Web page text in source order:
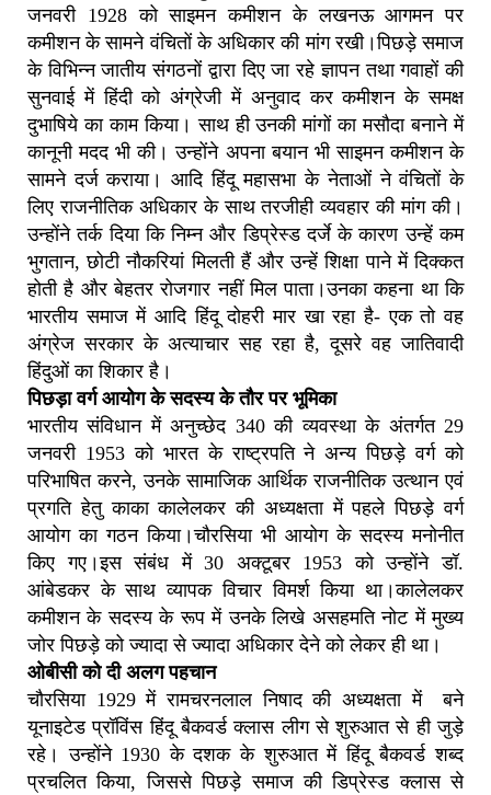
जनवरी 1928 को साइमन कमीशन के लखनऊ आगमन पर
कमीशन के सामने वंचितों के अधिकार की मांग रखी।पिछड़े समाज
के विभिन्न जातीय संगठनों द्वारा दिए जा रहे ज्ञापन तथा गवाहों की
सुनवाई में हिंदी को अंग्रेजी में अनुवाद कर कमीशन के समक्ष
दुभाषिये का काम किया। साथ ही उनकी मांगों का मसौदा बनाने में
कानूनी मदद भी की। उन्होंने अपना बयान भी साइमन कमीशन के
सामने दर्ज कराया। आदि हिंदू महासभा के नेताओं ने वंचितों के
लिए राजनीतिक अधिकार के साथ तरजीही व्यवहार की मांग की।
उन्होंने तर्क दिया कि निम्न और डिप्रेस्ड दर्जे के कारण उन्हें कम
भुगतान, छोटी नौकरियां मिलती हैं और उन्हें शिक्षा पाने में दिक्कत
होती है और बेहतर रोजगार नहीं मिल पाता।उनका कहना था कि
भारतीय समाज में आदि हिंदू दोहरी मार खा रहा है- एक तो वह
अंग्रेज सरकार के अत्याचार सह रहा है, दूसरे वह जातिवादी
हिंदुओं का शिकार है।
पिछड़ा वर्ग आयोग के सदस्य के तौर पर भूमिका
भारतीय संविधान में अनुच्छेद 340 की व्यवस्था के अंतर्गत 29
जनवरी 1953 को भारत के राष्ट्रपति ने अन्य पिछड़े वर्ग को
परिभाषित करने, उनके सामाजिक आर्थिक राजनीतिक उत्थान एवं
प्रगति हेतु काका कालेलकर की अध्यक्षता में पहले पिछड़े वर्ग
आयोग का गठन किया।चौरसिया भी आयोग के सदस्य मनोनीत
किए गए।इस संबंध में 30 अक्टूबर 1953 को उन्होंने डॉ.
आंबेडकर के साथ व्यापक विचार विमर्श किया था।कालेलकर
कमीशन के सदस्य के रूप में उनके लिखे असहमति नोट में मुख्य
जोर पिछड़े को ज्यादा से ज्यादा अधिकार देने को लेकर ही था।
ओबीसी को दी अलग पहचान
चौरसिया 1929 में रामचरनलाल निषाद की अध्यक्षता में बने
यूनाइटेड प्रॉविंस हिंदू बैकवर्ड क्लास लीग से शुरुआत से ही जुड़े
रहे। उन्होंने 1930 के दशक के शुरुआत में हिंदू बैकवर्ड शब्द
प्रचलित किया, जिससे पिछड़े समाज की डिप्रेस्ड क्लास से